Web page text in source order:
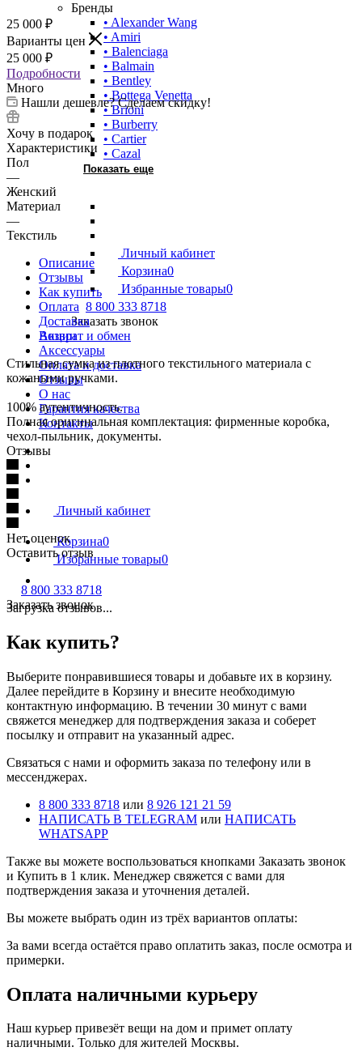
Бренды
• Alexander Wang
• Amiri
• Balenciaga
• Balmain
• Bentley
• Bottega Venetta
• Brioni
• Burberry
• Cartier
• Cazal
Показать еще
Личный кабинет
Корзина0
Избранные товары0
8 800 333 8718
Заказать звонок
Акции
Аксессуары
Оплата и доставка
Отзывы
О нас
Гарантия качества
Контакты
Личный кабинет
Корзина0
Избранные товары0
8 800 333 8718
Заказать звонок
25 000 ₽
Варианты цен
25 000 ₽
Подробности
Много
Нашли дешевле? Сделаем скидку!
Хочу в подарок
Характеристики
Пол
—
Женский
Материал
—
Текстиль
Описание
Отзывы
Как купить
Оплата
Доставка
Возврат и обмен
Стильная сумка из плотного текстильного материала с
кожаными ручками.
100% аутентичность.
Полная оригинальная комплектация: фирменные коробка,
чехол-пыльник, документы.
Отзывы
Нет оценок
Оставить отзыв
Загрузка отзывов...
Как купить?
Выберите понравившиеся товары и добавьте их в корзину.
Далее перейдите в Корзину и внесите необходимую
контактную информацию. В течении 30 минут с вами
свяжется менеджер для подтверждения заказа и соберет
посылку и отправит на указанный адрес.
Cвязаться с нами и оформить заказа по телефону или в
мессенджерах.
8 800 333 8718 или 8 926 121 21 59
НАПИСАТЬ В TELEGRAM или НАПИСАТЬ
WHATSAPP
Также вы можете воспользоваться кнопками Заказать звонок
и Купить в 1 клик. Менеджер свяжется с вами для
подтверждения заказа и уточнения деталей.
Вы можете выбрать один из трёх вариантов оплаты:
За вами всегда остаётся право оплатить заказ, после осмотра и
примерки.
Оплата наличными курьеру
Наш курьер привезёт вещи на дом и примет оплату
наличными. Только для жителей Москвы.